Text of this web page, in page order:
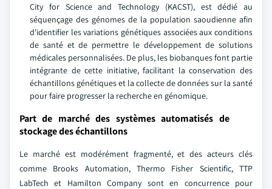
City for Science and Technology (KACST), est dédié au
séquençage des génomes de la population saoudienne afin
d'identifier les variations génétiques associées aux conditions
de santé et de permettre le développement de solutions
médicales personnalisées. De plus, les biobanques font partie
intégrante de cette initiative, facilitant la conservation des
échantillons génétiques et la collecte de données sur la santé
pour faire progresser la recherche en génomique.
Part de marché des systèmes automatisés de
stockage des échantillons
Le marché est modérément fragmenté, et des acteurs clés
comme Brooks Automation, Thermo Fisher Scientific, TTP
LabTech et Hamilton Company sont en concurrence pour